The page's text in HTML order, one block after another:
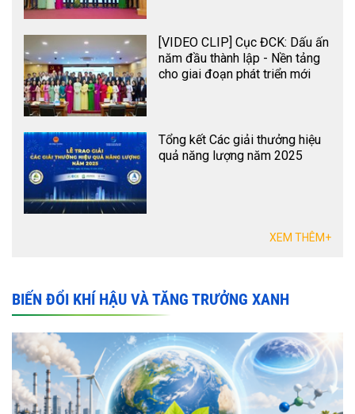
[VIDEO CLIP] Cục ĐCK: Dấu ấn
năm đầu thành lập - Nền tảng
cho giai đoạn phát triển mới
Tổng kết Các giải thưởng hiệu
quả năng lượng năm 2025
XEM THÊM+
BIẾN ĐỔI KHÍ HẬU VÀ TĂNG TRƯỞNG XANH